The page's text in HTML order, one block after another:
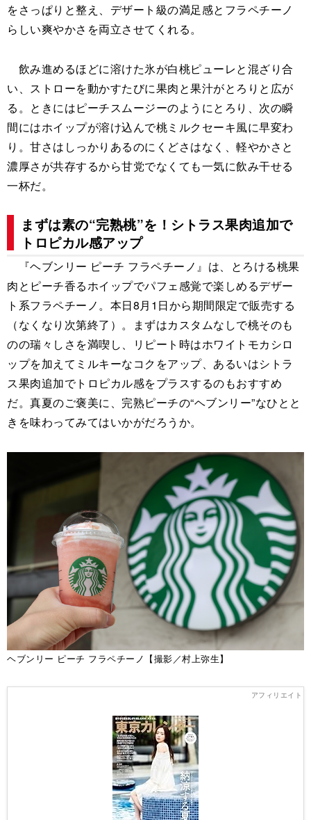
をさっぱりと整え、デザート級の満足感とフラペチーノ
らしい爽やかさを両立させてくれる。
飲み進めるほどに溶けた氷が白桃ピューレと混ざり合
い、ストローを動かすたびに果肉と果汁がとろりと広が
る。ときにはピーチスムージーのようにとろり、次の瞬
間にはホイップが溶け込んで桃ミルクセーキ風に早変わ
り。甘さはしっかりあるのにくどさはなく、軽やかさと
濃厚さが共存するから甘党でなくても一気に飲み干せる
一杯だ。
まずは素の“完熟桃”を！シトラス果肉追加で
トロピカル感アップ
『ヘブンリー ピーチ フラペチーノ』は、とろける桃果
肉とピーチ香るホイップでパフェ感覚で楽しめるデザー
ト系フラペチーノ。本日8月1日から期間限定で販売する
（なくなり次第終了）。まずはカスタムなしで桃そのも
のの瑞々しさを満喫し、リピート時はホワイトモカシロ
ップを加えてミルキーなコクをアップ、あるいはシトラ
ス果肉追加でトロピカル感をプラスするのもおすすめ
だ。真夏のご褒美に、完熟ピーチの“ヘブンリー”なひとと
きを味わってみてはいかがだろうか。
ヘブンリー ピーチ フラペチーノ【撮影／村上弥生】